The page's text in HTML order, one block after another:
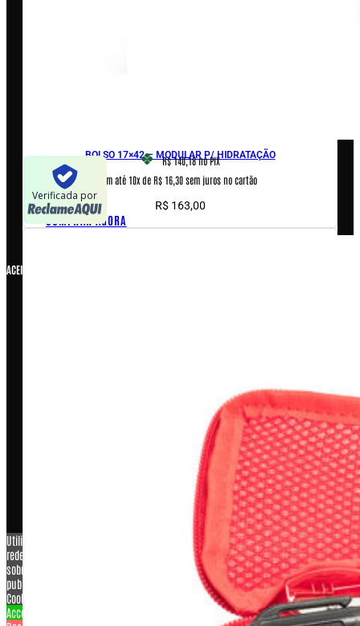
BOLSO 17×42 – MODULAR P/ HIDRATAÇÃO
R$ 140,18no PIX
Em até 10x de R$ 16,30 sem juros no cartão
R$ 163,00
COMPRAR AGORA
Verificada por
ACEITAMOS
COPYRIGHT © 2026 – WARFARE INDUSTRIA E COMERCIO DE
ARTIGOS MILITARES LTDA ME, CNPJ: 07.929.707/0001-26
Utilizamos cookies para personalizar conteúdo e anúncios, oferecer recursos de
redes sociais e analisar o nosso tráfego. Também compartilhamos informações
sobre a sua utilização do nosso site com os nossos parceiros de redes sociais,
publicidade e análise.
Cookies settings
Accept